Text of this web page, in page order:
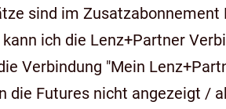
sind im
ich die Lenz+Partner
Verbindung "Mein
die Futures nicht angezeigt /